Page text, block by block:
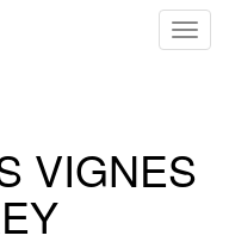
VIGNES